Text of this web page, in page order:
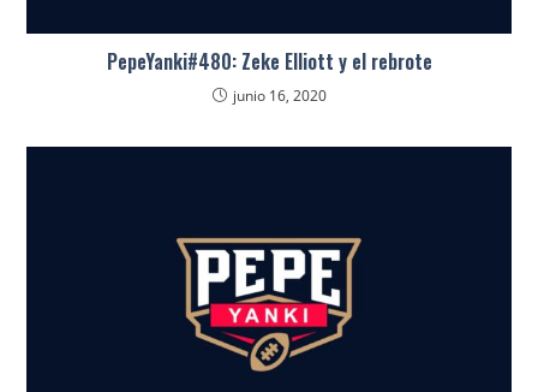
PepeYanki#480: Zeke Elliott y el rebrote
junio 16, 2020